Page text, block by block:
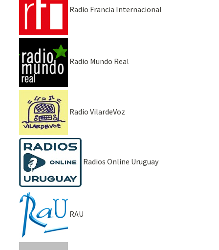
Radio Francia Internacional
Radio Mundo Real
Radio VilardeVoz
Radios Online Uruguay
RAU